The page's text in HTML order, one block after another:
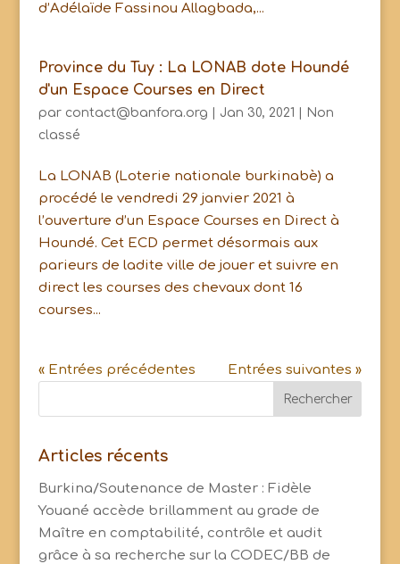
d’Adélaïde Fassinou Allagbada,...
Province du Tuy : La LONAB dote Houndé
d'un Espace Courses en Direct
par contact@banfora.org Jan 30, 2021
Non
classé
La LONAB (Loterie nationale burkinabè) a
procédé le vendredi 29 janvier 2021 à
l’ouverture d’un Espace Courses en Direct à
Houndé. Cet ECD permet désormais aux
parieurs de ladite ville de jouer et suivre en
direct les courses des chevaux dont 16
courses...
« Entrées précédentes Entrées suivantes »
Articles récents
Burkina/Soutenance de Master : Fidèle
Youané accède brillamment au grade de
Maître en comptabilité, contrôle et audit
grâce à sa recherche sur la CODEC/BB de